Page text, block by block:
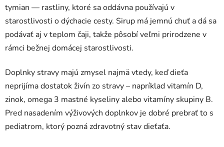
tymian — rastliny, ktoré sa oddávna používajú v
starostlivosti o dýchacie cesty. Sirup má jemnú chuť a dá sa
podávať aj v teplom čaji, takže pôsobí veľmi prirodzene v
rámci bežnej domácej starostlivosti.
Doplnky stravy majú zmysel najmä vtedy, keď dieťa
neprijíma dostatok živín zo stravy – napríklad vitamín D,
zinok, omega 3 mastné kyseliny alebo vitamíny skupiny B.
Pred nasadením výživových doplnkov je dobré prebrať to s
pediatrom, ktorý pozná zdravotný stav dieťaťa.